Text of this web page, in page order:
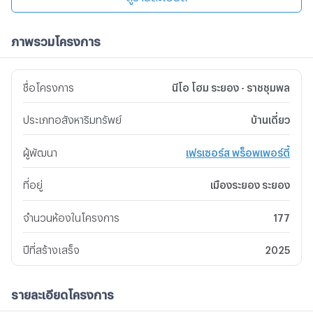
ภาพรวมโครงการ
ชื่อโครงการ นีโอ โฮม ระยอง - ราชชุมพล
ประเภทอสังหาริมทรัพย์ บ้านเดี่ยว
ผู้พัฒนา เฟรเซอร์ส พร็อพเพอร์ตี้
ที่อยู่ เมืองระยอง ระยอง
จำนวนห้องในโครงการ 177
ปีที่สร้างเสร็จ 2025
รายละเอียดโครงการ